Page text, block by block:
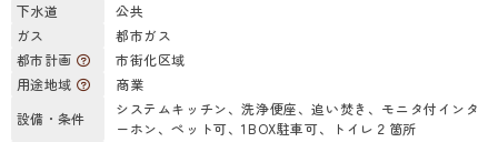
下水道
公共
ガス
都市ガス
都市計画
市街化区域
用途地域
商業
設備・条件
システムキッチン、洗浄便座、追い焚き、モニタ付インタ
ーホン、ペット可、1BOX駐車可、トイレ２箇所